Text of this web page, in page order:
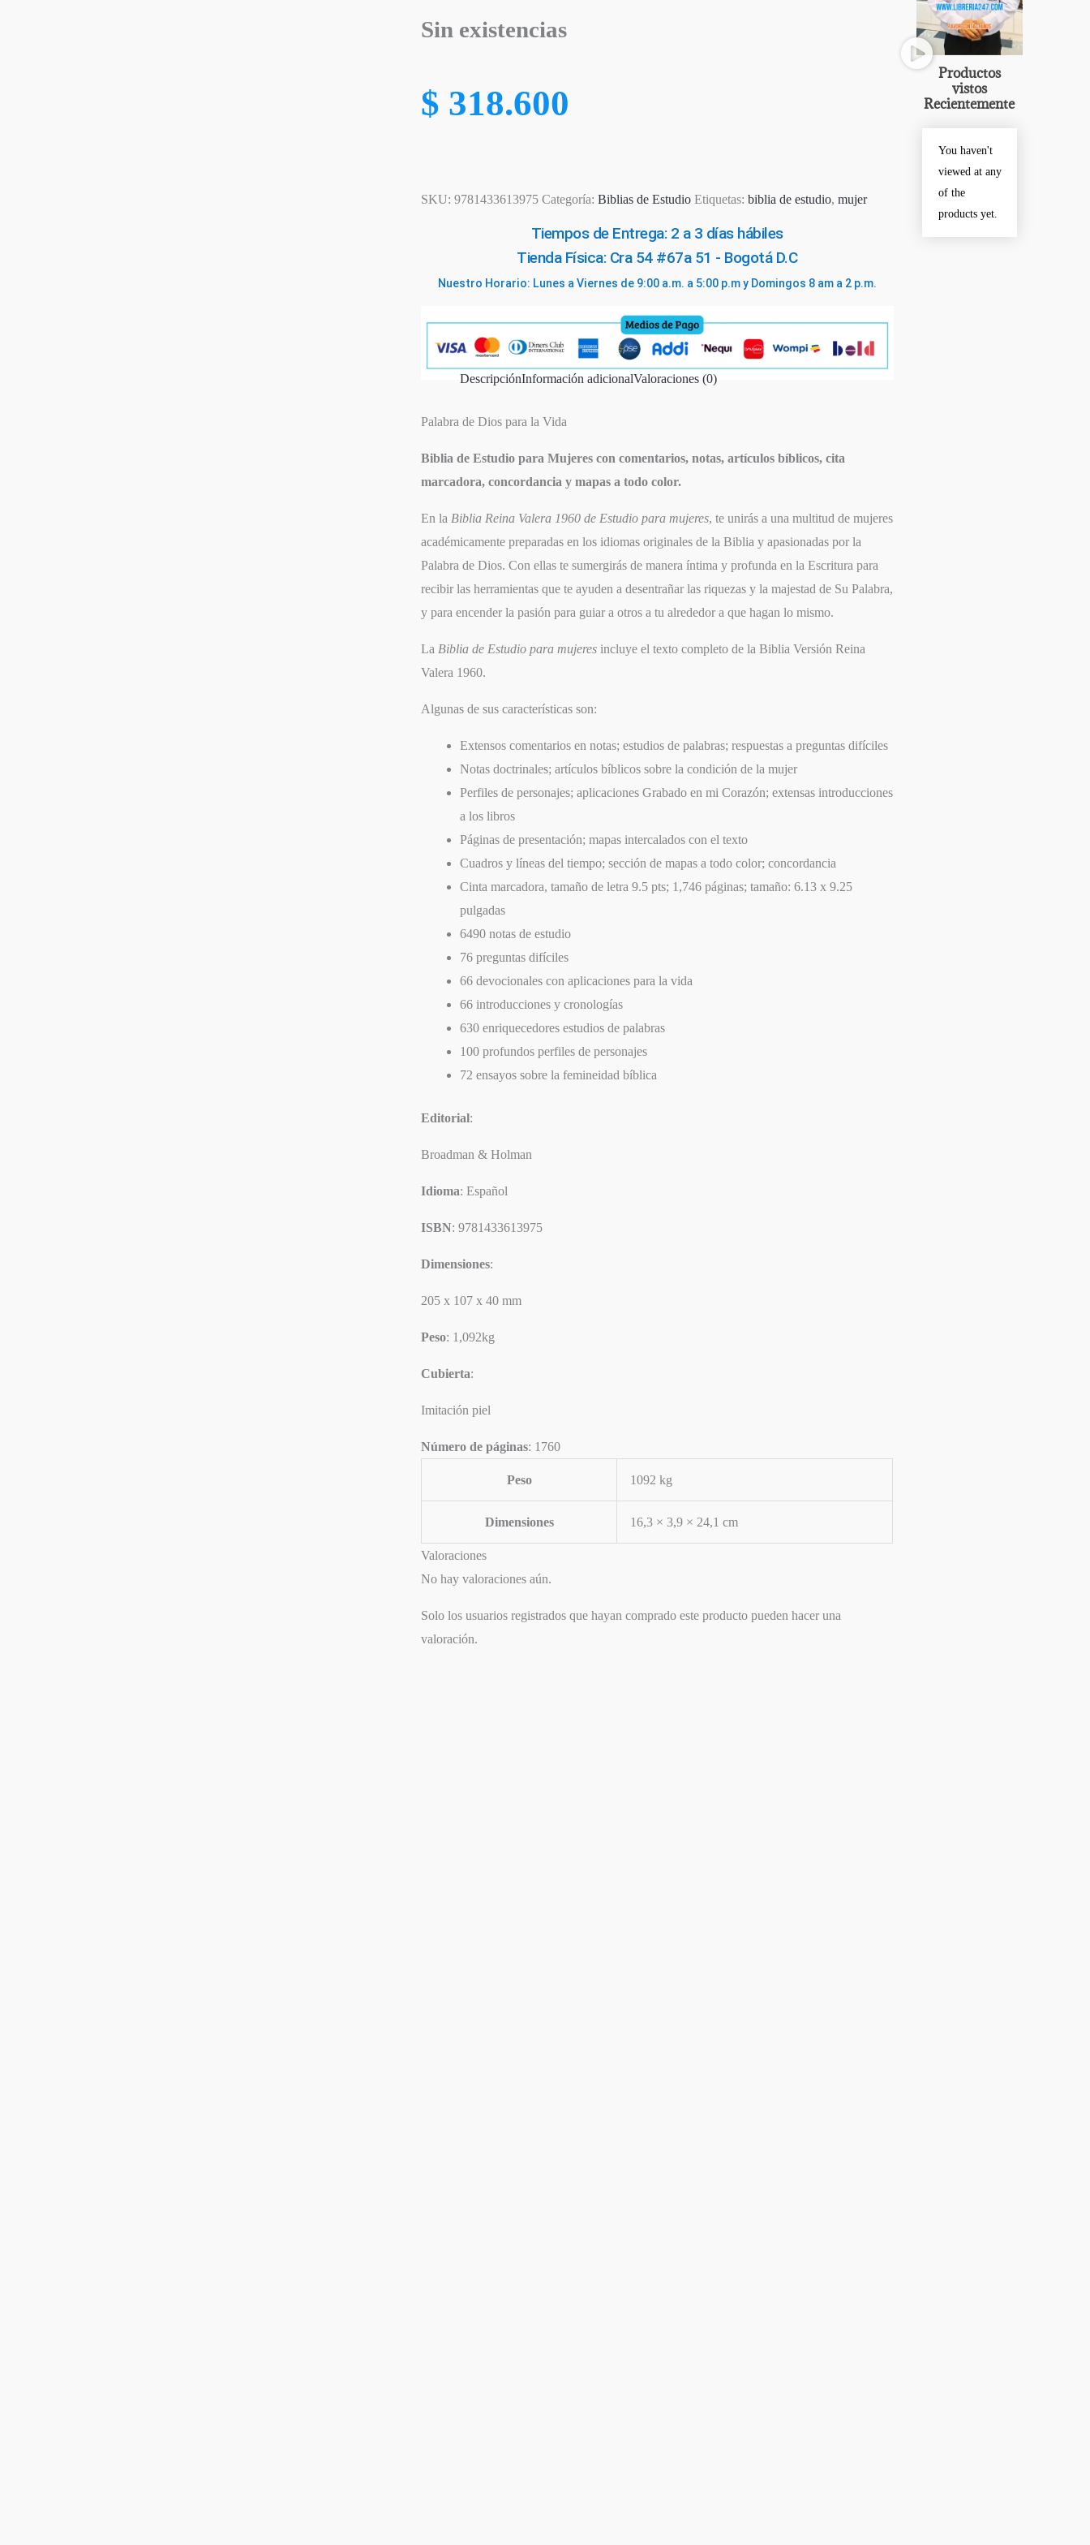
Sin existencias
$ 318.600
SKU:9781433613975 Categoría:Biblias de Estudio Etiquetas:biblia de estudio,mujer
Tiempos de Entrega: 2 a 3 días hábiles
Tienda Física: Cra 54 #67a 51 - Bogotá D.C
Nuestro Horario: Lunes a Viernes de 9:00 a.m. a 5:00 p.m y Domingos 8 am a 2 p.m.
DescripciónInformación adicionalValoraciones (0)
Palabra de Dios para la Vida
Biblia de Estudio para Mujeres con comentarios, notas, artículos bíblicos, cita
marcadora, concordancia y mapas a todo color.
En la Biblia Reina Valera 1960 de Estudio para mujeres, te unirás a una multitud de mujeres
académicamente preparadas en los idiomas originales de la Biblia y apasionadas por la
Palabra de Dios. Con ellas te sumergirás de manera íntima y profunda en la Escritura para
recibir las herramientas que te ayuden a desentrañar las riquezas y la majestad de Su Palabra,
y para encender la pasión para guiar a otros a tu alrededor a que hagan lo mismo.
La Biblia de Estudio para mujeres incluye el texto completo de la Biblia Versión Reina
Valera 1960.
Algunas de sus características son:
Extensos comentarios en notas; estudios de palabras; respuestas a preguntas difíciles
Notas doctrinales; artículos bíblicos sobre la condición de la mujer
Perfiles de personajes; aplicaciones Grabado en mi Corazón; extensas introducciones
a los libros
Páginas de presentación; mapas intercalados con el texto
Cuadros y líneas del tiempo; sección de mapas a todo color; concordancia
Cinta marcadora, tamaño de letra 9.5 pts; 1,746 páginas; tamaño: 6.13 x 9.25
pulgadas
6490 notas de estudio
76 preguntas difíciles
66 devocionales con aplicaciones para la vida
66 introducciones y cronologías
630 enriquecedores estudios de palabras
100 profundos perfiles de personajes
72 ensayos sobre la femineidad bíblica
Editorial:
Broadman & Holman
Idioma: Español
ISBN: 9781433613975
Dimensiones:
205 x 107 x 40 mm
Peso: 1,092kg
Cubierta:
Imitación piel
Número de páginas: 1760
Peso 1092 kg
Dimensiones 16,3 × 3,9 × 24,1 cm
Valoraciones
No hay valoraciones aún.
Solo los usuarios registrados que hayan comprado este producto pueden hacer una
valoración.
Productos
vistos
Recientemente
You haven't
viewed at any
of the
products yet.